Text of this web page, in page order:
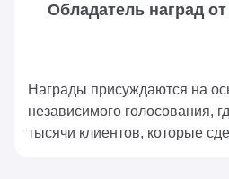
Обладатель наград
Награды присуждаются на
независимого голосования,
тысячи клиентов, которые